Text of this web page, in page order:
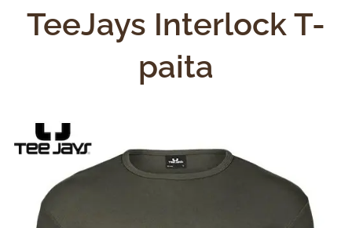
TeeJays Interlock T-
paita